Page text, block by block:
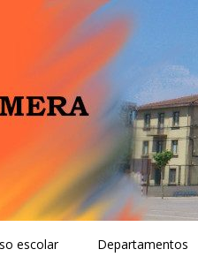
escolar Departamentos